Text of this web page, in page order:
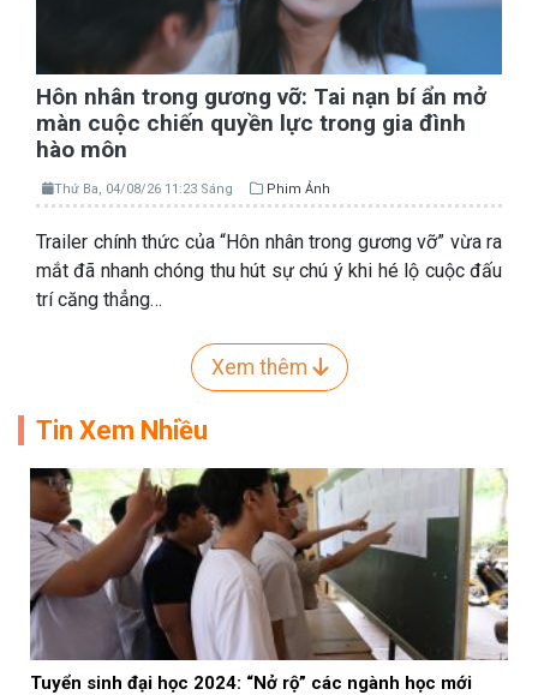
Hôn nhân trong gương vỡ: Tai nạn bí ẩn mở
màn cuộc chiến quyền lực trong gia đình
hào môn
Thứ Ba, 04/08/26 11:23 Sáng Phim Ảnh
Trailer chính thức của “Hôn nhân trong gương vỡ” vừa ra
mắt đã nhanh chóng thu hút sự chú ý khi hé lộ cuộc đấu
trí căng thẳng…
Xem thêm
Tin Xem Nhiều
Tuyển sinh đại học 2024: “Nở rộ” các ngành học mới